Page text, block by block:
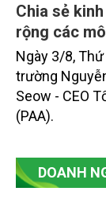
Chia sẻ
rộng các
Ngày 3/8,
trường
Seow - CEO
(PAA).
DOANH